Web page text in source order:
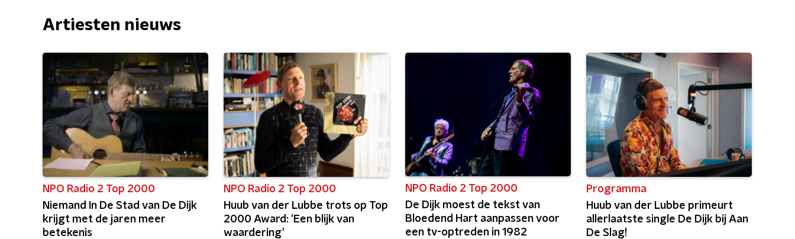
Artiesten nieuws
NPO Radio 2 Top 2000
Niemand In De Stad van De Dijk
krijgt met de jaren meer
betekenis
NPO Radio 2 Top 2000
Huub van der Lubbe trots op Top
2000 Award: 'Een blijk van
waardering'
NPO Radio 2 Top 2000
De Dijk moest de tekst van
Bloedend Hart aanpassen voor
een tv-optreden in 1982
Programma
Huub van der Lubbe primeurt
allerlaatste single De Dijk bij Aan
De Slag!